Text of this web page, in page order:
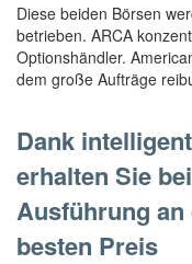
Diese beiden Börsen
betrieben. ARCA
Optionshändler.
dem große Aufträge
Dank
erhalten Sie
Ausführung
besten Preis